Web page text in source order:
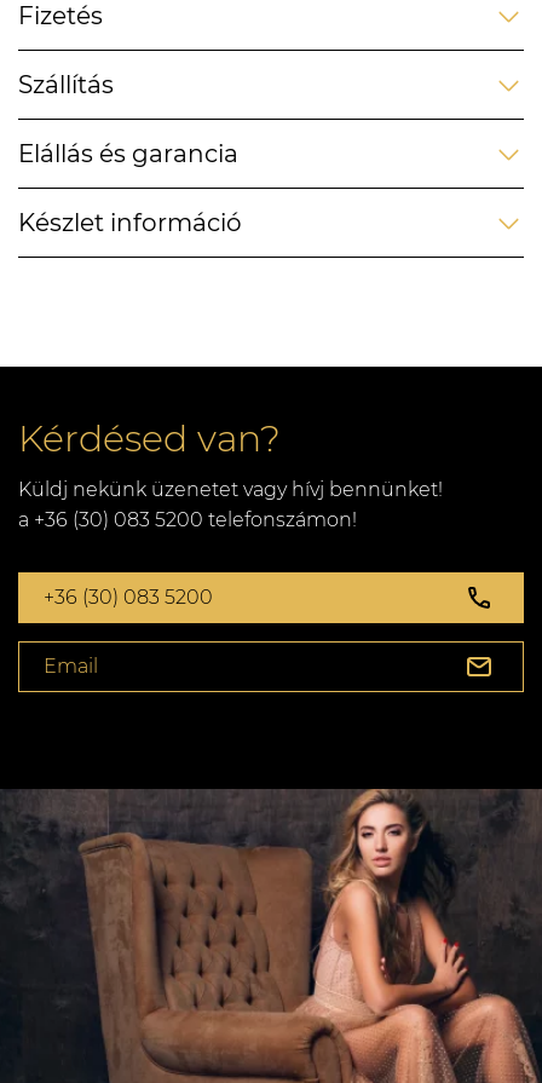
Fizetés
Szállítás
Elállás és garancia
Készlet információ
Kérdésed van?
Küldj nekünk üzenetet vagy hívj bennünket!
a +36 (30) 083 5200 telefonszámon!
+36 (30) 083 5200
Email